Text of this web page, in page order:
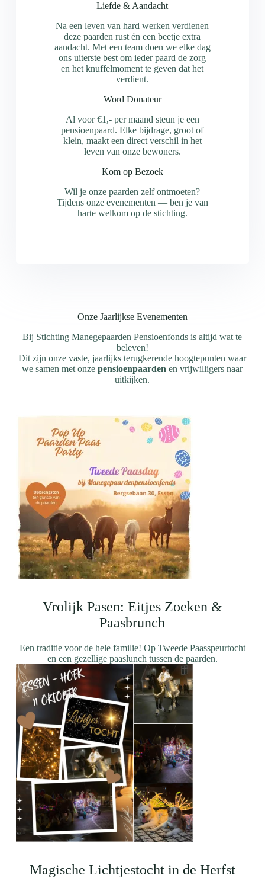
Liefde & Aandacht
Na een leven van hard werken verdienen
deze paarden rust én een beetje extra
aandacht. Met een team doen we elke dag
ons uiterste best om ieder paard de zorg
en het knuffelmoment te geven dat het
verdient.
Word Donateur
Al voor €1,- per maand steun je een
pensioenpaard. Elke bijdrage, groot of
klein, maakt een direct verschil in het
leven van onze bewoners.
Kom op Bezoek
Wil je onze paarden zelf ontmoeten?
Tijdens onze evenementen — ben je van
harte welkom op de stichting.
Onze Jaarlijkse Evenementen
Bij Stichting Manegepaarden Pensioenfonds is altijd wat te
beleven!
Dit zijn onze vaste, jaarlijks terugkerende hoogtepunten waar
we samen met onzepensioenpaardenen vrijwilligers naar
uitkijken.
Vrolijk Pasen: Eitjes Zoeken &
Paasbrunch
Een traditie voor de hele familie! Op Tweede Paasspeurtocht
en een gezellige paaslunch tussen de paarden.
Magische Lichtjestocht in de Herfst